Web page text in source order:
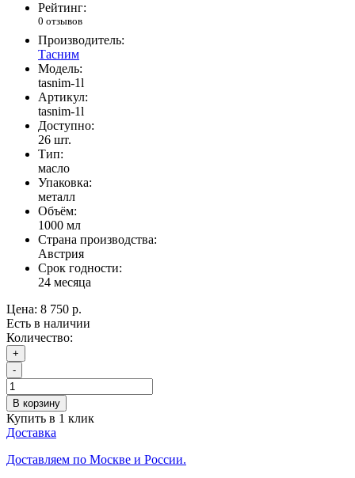
Рейтинг:
0 отзывов
Производитель:
Тасним
Модель:
tasnim-1l
Артикул:
tasnim-1l
Доступно:
26 шт.
Тип:
масло
Упаковка:
металл
Объём:
1000 мл
Страна производства:
Австрия
Срок годности:
24 месяца
Цена: 8 750 р.
Есть в наличии
Количество:
+
-
В корзину
Купить в 1 клик
Доставка
Доставляем по Москве и России.